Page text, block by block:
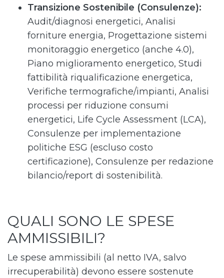
Transizione Sostenibile (Consulenze):
Audit/diagnosi energetici, Analisi
forniture energia, Progettazione sistemi
monitoraggio energetico (anche 4.0),
Piano miglioramento energetico, Studi
fattibilità riqualificazione energetica,
Verifiche termografiche/impianti, Analisi
processi per riduzione consumi
energetici, Life Cycle Assessment (LCA),
Consulenze per implementazione
politiche ESG (escluso costo
certificazione), Consulenze per redazione
bilancio/report di sostenibilità.
QUALI SONO LE SPESE
AMMISSIBILI?
Le spese ammissibili (al netto IVA, salvo
irrecuperabilità) devono essere sostenute